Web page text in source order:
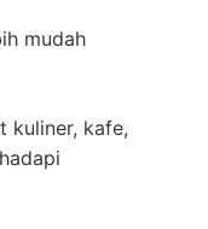
mudah
kuliner, kafe,